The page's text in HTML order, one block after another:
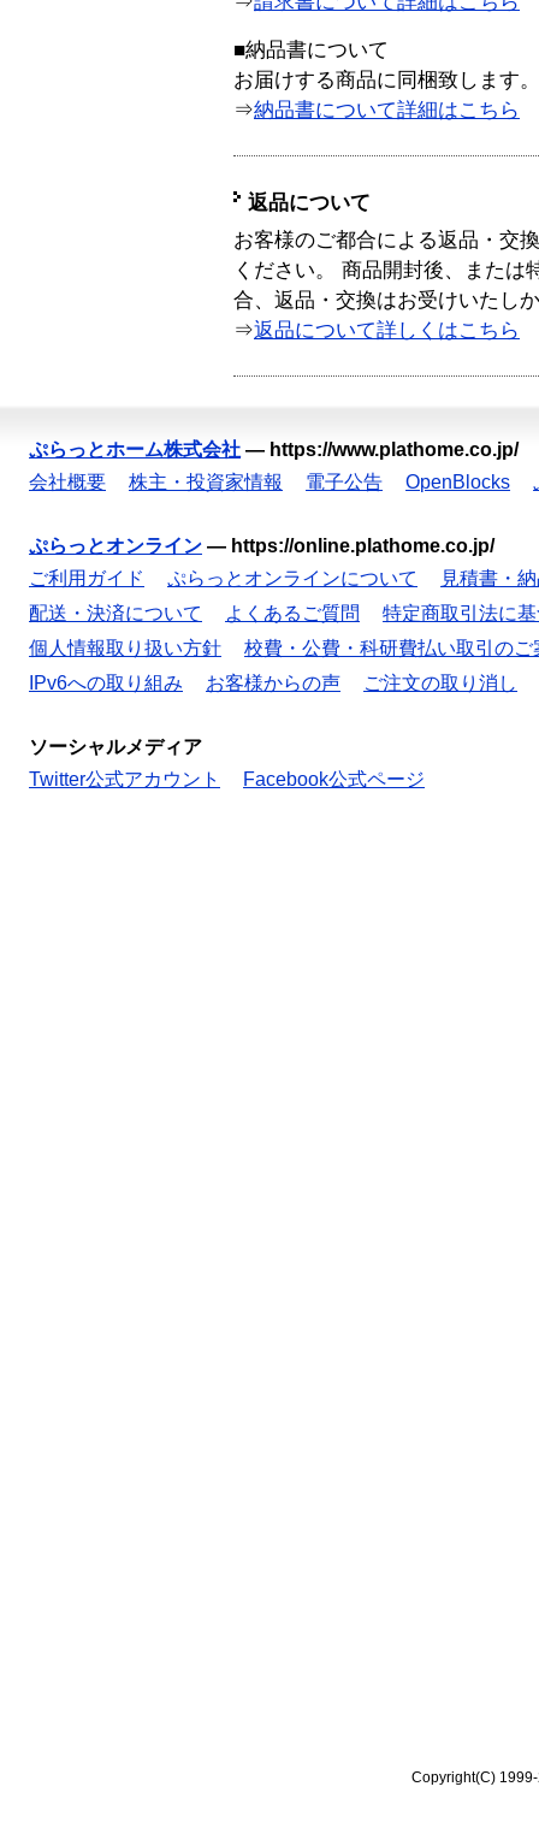
■納品書について
お届けする商品に同梱致します。
⇒納品書について詳細はこちら
返品について
お客様のご都合による返品・交
ください。 商品開封後、または
合、返品・交換はお受けいたし
⇒返品について詳しくはこちら
ぷらっとホーム株式会社 — https://www.plathome.co.jp/
会社概要
株主・投資家情報 電子公告 OpenBlocks
ぷらっとオンライン — https://online.plathome.co.jp/
ご利用ガイド
ぷらっとオンラインについて
見積書・
配送・決済について
よくあるご質問
特定商取引法に
個人情報取り扱い方針
校費・公費・科研費払い取引のご
IPv6への取り組み
お客様からの声 ご注文の取り消し
ソーシャルメディア
Twitter公式アカウント
Facebook公式ページ
Copyright(C)